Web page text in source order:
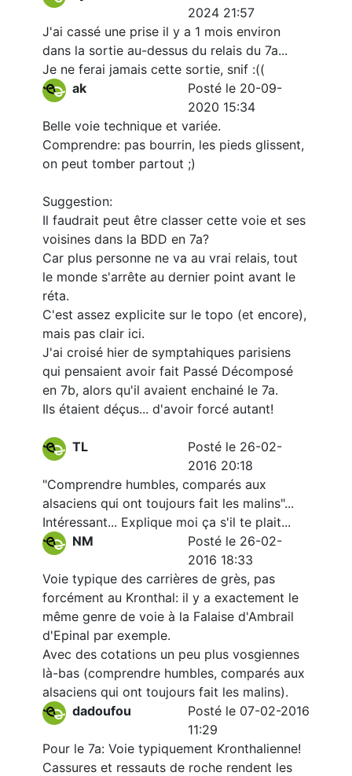
2024 21:57
J'ai cassé une prise il y a 1 mois environ
dans la sortie au-dessus du relais du 7a...
Je ne ferai jamais cette sortie, snif :((
ak
Posté le 20-09-
2020 15:34
Belle voie technique et variée.
Comprendre: pas bourrin, les pieds glissent,
on peut tomber partout ;)
Suggestion:
Il faudrait peut être classer cette voie et ses
voisines dans la BDD en 7a?
Car plus personne ne va au vrai relais, tout
le monde s'arrête au dernier point avant le
réta.
C'est assez explicite sur le topo (et encore),
mais pas clair ici.
J'ai croisé hier de symptahiques parisiens
qui pensaient avoir fait Passé Décomposé
en 7b, alors qu'il avaient enchainé le 7a.
Ils étaient déçus... d'avoir forcé autant!
TL
Posté le 26-02-
2016 20:18
"Comprendre humbles, comparés aux
alsaciens qui ont toujours fait les malins"...
Intéressant... Explique moi ça s'il te plait...
NM
Posté le 26-02-
2016 18:33
Voie typique des carrières de grès, pas
forcément au Kronthal: il y a exactement le
même genre de voie à la Falaise d'Ambrail
d'Epinal par exemple.
Avec des cotations un peu plus vosgiennes
là-bas (comprendre humbles, comparés aux
alsaciens qui ont toujours fait les malins).
dadoufou
Posté le 07-02-2016
11:29
Pour le 7a: Voie typiquement Kronthalienne!
Cassures et ressauts de roche rendent les